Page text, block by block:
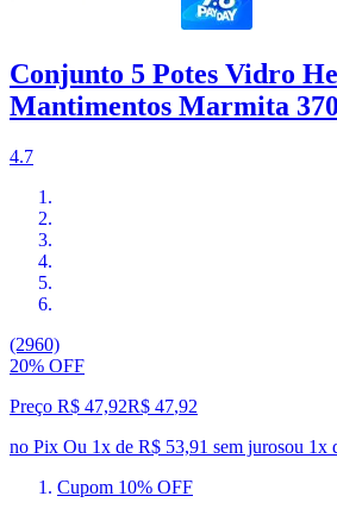
Conjunto 5 Potes Vidro
Mantimentos Marmita
4.7
(2960)
20% OFF
Preço R$ 47,92R$ 47,92
no Pix Ou 1x de R$ 53,91 sem jurosou 1x
Cupom 10% OFF